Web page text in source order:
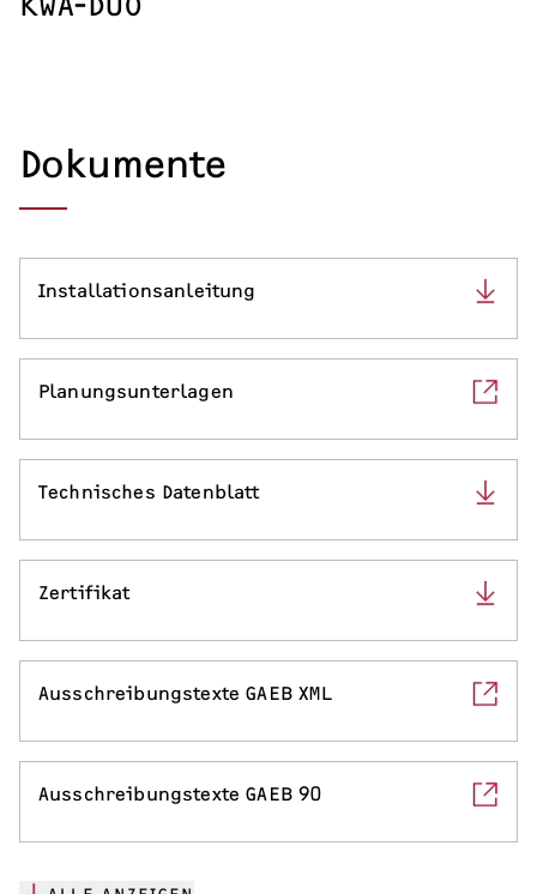
Kochendwassergeräte
Händetrockner
LÜFTEN
SERVICE
Serviceleistungen
Dokumente
Installationsanleitung
Planungsunterlagen
Technisches Datenblatt
Zertifikat
Ausschreibungstexte GAEB XML
Ausschreibungstexte GAEB 90